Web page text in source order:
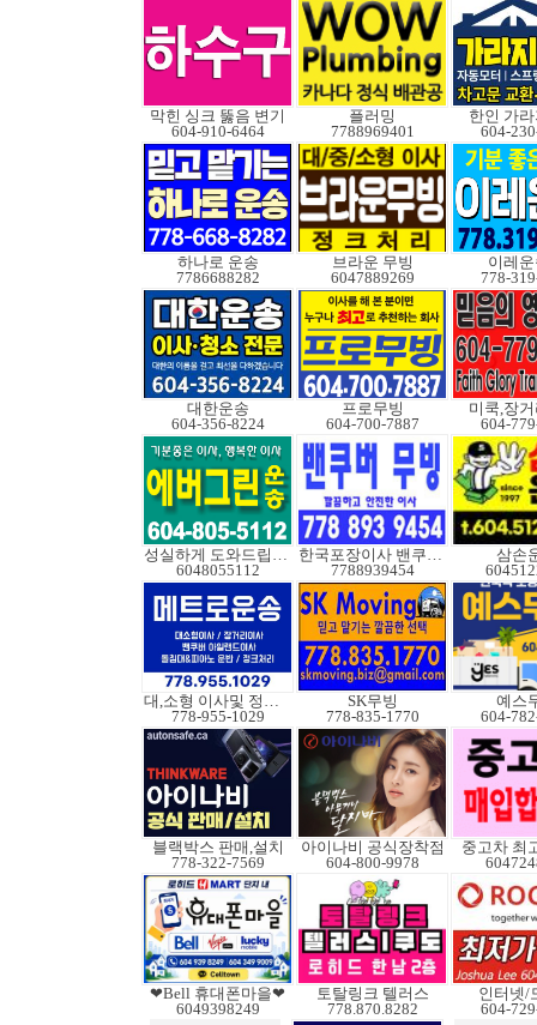
막힌 싱크 뚫음 변기
604-910-6464
플러밍
7788969401
한인 가
604-
하나로 운송
7786688282
브라운 무빙
6047889269
이레
778-
대한운송
604-356-8224
프로무빙
604-700-7887
미쿡,장
604-
성실하게 도와드립니다
6048055112
한국포장이사 밴쿠버무빙
7788939454
삼손
대,소형 이사및 정크처
778-955-1029
SK무빙
778-835-1770
예스
604-
블랙박스 판매,설치
778-322-7569
아이나비 공식장착점
604-800-9978
중고차 최
❤Bell 휴대폰마을❤
6049398249
토탈링크 텔러스
778.870.8282
인터넷/
604-